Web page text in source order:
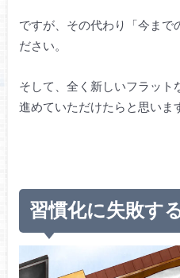
ですが、その代わり「今まで
ださい。
そして、全く新しいフラット
進めていただけたらと思いま
習慣化に失敗す